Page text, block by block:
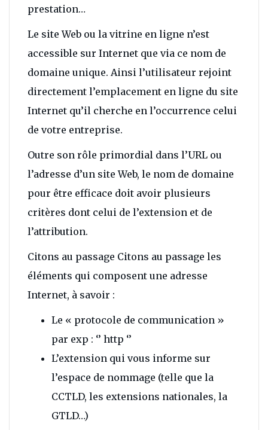
prestation…
Le site Web ou la vitrine en ligne n’est
accessible sur Internet que via ce nom de
domaine unique. Ainsi l’utilisateur rejoint
directement l’emplacement en ligne du site
Internet qu’il cherche en l’occurrence celui
de votre entreprise.
Outre son rôle primordial dans l’URL ou
l’adresse d’un site Web, le nom de domaine
pour être efficace doit avoir plusieurs
critères dont celui de l’extension et de
l’attribution.
Citons au passage Citons au passage les
éléments qui composent une adresse
Internet, à savoir :
Le « protocole de communication »
par exp : ‘’ http ‘’
L’extension qui vous informe sur
l’espace de nommage (telle que la
CCTLD, les extensions nationales, la
GTLD…)